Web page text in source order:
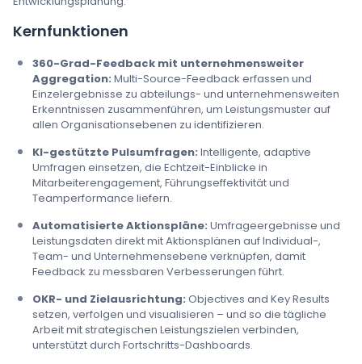
Kernfunktionen
360-Grad-Feedback mit unternehmensweiter
Aggregation: Multi-Source-Feedback erfassen und
Einzelergebnisse zu abteilungs- und unternehmensweiten
Erkenntnissen zusammenführen, um Leistungsmuster auf
allen Organisationsebenen zu identifizieren.
KI-gestützte Pulsumfragen: Intelligente, adaptive
Umfragen einsetzen, die Echtzeit-Einblicke in
Mitarbeiterengagement, Führungseffektivität und
Teamperformance liefern.
Automatisierte Aktionspläne: Umfrageergebnisse und
Leistungsdaten direkt mit Aktionsplänen auf Individual-,
Team- und Unternehmensebene verknüpfen, damit
Feedback zu messbaren Verbesserungen führt.
OKR- und Zielausrichtung: Objectives and Key Results
setzen, verfolgen und visualisieren – und so die tägliche
Arbeit mit strategischen Leistungszielen verbinden,
unterstützt durch Fortschritts-Dashboards.